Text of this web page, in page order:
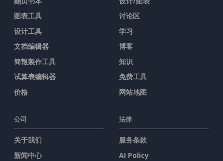
图表工具
设计工具
文档编辑器
簡報製作工具
试算表编辑器
价格
讨论区
学习
博客
知识
免费工具
网站地图
公司
关于我们
新闻中心
法律
服务条款
AI Policy